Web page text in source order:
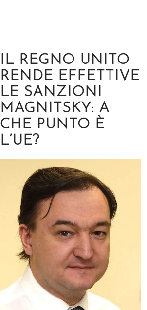
IL REGNO UNITO
RENDE EFFETTIVE
LE SANZIONI
MAGNITSKY: A
CHE PUNTO È
L’UE?